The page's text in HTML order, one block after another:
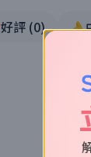
評 (0) 👌